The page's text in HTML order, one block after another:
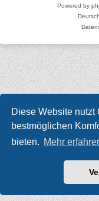
Diese Website nutzt
bestmöglichen
bieten. Mehr
Powered by